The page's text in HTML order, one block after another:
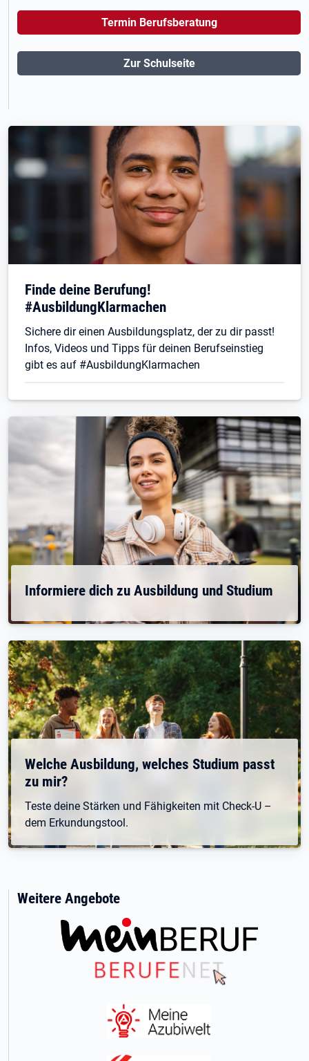
Termin Berufsberatung
Zur Schulseite
Finde deine Berufung!
#AusbildungKlarmachen
Sichere dir einen Ausbildungsplatz, der zu dir passt!
Infos, Videos und Tipps für deinen Berufseinstieg
gibt es auf #AusbildungKlarmachen
Informiere dich zu Ausbildung und Studium
Welche Ausbildung, welches Studium passt
zu mir?
Teste deine Stärken und Fähigkeiten mit Check-U –
dem Erkundungstool.
Weitere Angebote